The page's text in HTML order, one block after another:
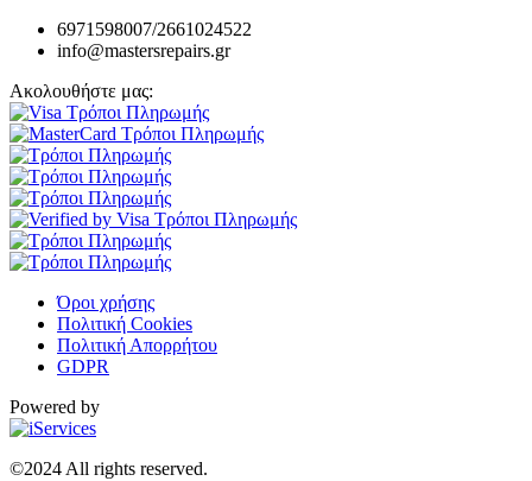
6971598007/2661024522
info@mastersrepairs.gr
Ακολουθήστε μας:
Όροι χρήσης
Πολιτική Cookies
Πολιτική Απορρήτου
GDPR
Powered by
©2024 All rights reserved.